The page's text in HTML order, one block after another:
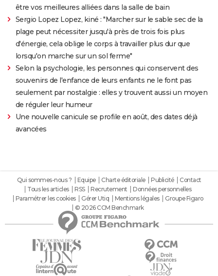
être vos meilleures alliées dans la salle de bain
Sergio Lopez Lopez, kiné : "Marcher sur le sable sec de la
plage peut nécessiter jusqu'à près de trois fois plus
d'énergie, cela oblige le corps à travailler plus dur que
lorsqu'on marche sur un sol ferme"
Selon la psychologie, les personnes qui conservent des
souvenirs de l'enfance de leurs enfants ne le font pas
seulement par nostalgie : elles y trouvent aussi un moyen
de réguler leur humeur
Une nouvelle canicule se profile en août, des dates déjà
avancées
Qui sommes-nous ? Equipe Charte éditoriale Publicité
Contact
Tous les articles
RSS Recrutement
Données personnelles
Paramétrer les cookies
Gérer Utiq Mentions légales
Groupe Figaro
© 2026 CCM Benchmark